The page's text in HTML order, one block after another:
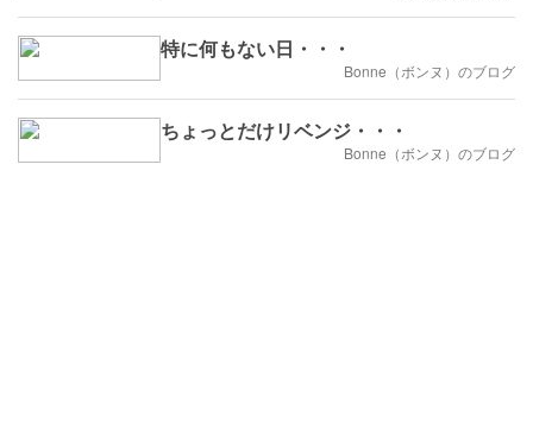
特に何もない日・・・
Bonne（ボンヌ）のブログ
ちょっとだけリベンジ・・・
Bonne（ボンヌ）のブログ